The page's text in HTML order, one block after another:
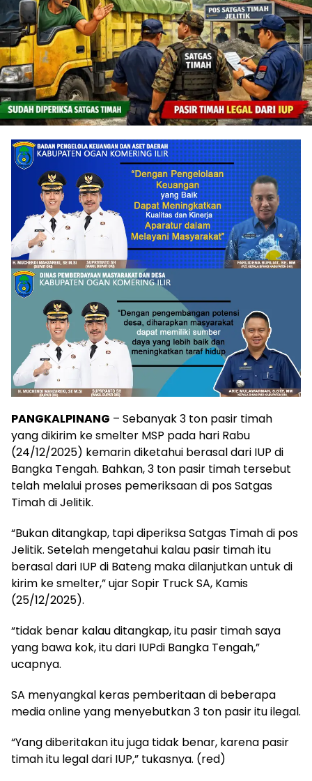
PANGKALPINANG – Sebanyak 3 ton pasir timah
yang dikirim ke smelter MSP pada hari Rabu
(24/12/2025) kemarin diketahui berasal dari IUP di
Bangka Tengah. Bahkan, 3 ton pasir timah tersebut
telah melalui proses pemeriksaan di pos Satgas
Timah di Jelitik.
“Bukan ditangkap, tapi diperiksa Satgas Timah di pos
Jelitik. Setelah mengetahui kalau pasir timah itu
berasal dari IUP di Bateng maka dilanjutkan untuk di
kirim ke smelter,” ujar Sopir Truck SA, Kamis
(25/12/2025).
“tidak benar kalau ditangkap, itu pasir timah saya
yang bawa kok, itu dari IUPdi Bangka Tengah,”
ucapnya.
SA menyangkal keras pemberitaan di beberapa
media online yang menyebutkan 3 ton pasir itu ilegal.
“Yang diberitakan itu juga tidak benar, karena pasir
timah itu legal dari IUP,” tukasnya. (red)